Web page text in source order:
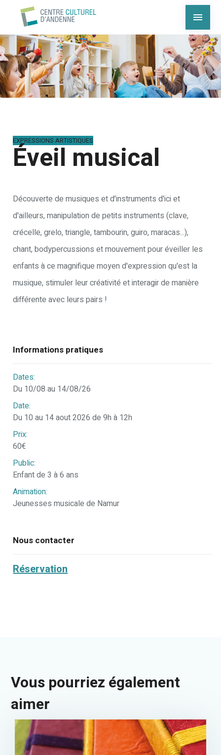
Informations pratiques
Dates:
Du 10/08 au 14/08/26
Date:
Du 10 au 14 aout 2026 de 9h à 12h
Prix:
60€
Public:
Enfant de 3 à 6 ans
Animation:
Jeunesses musicale de Namur
Nous contacter
Réservation
EXPRESSIONS ARTISTIQUES
Éveil musical
Découverte de musiques et d'instruments d'ici et
d'ailleurs, manipulation de petits instruments (clave,
crécelle, grelo, triangle, tambourin, guiro, maracas...),
chant, bodypercussions et mouvement pour éveiller les
enfants à ce magnifique moyen d'expression qu'est la
musique, stimuler leur créativité et interagir de manière
différente avec leurs pairs !
Vous pourriez également
aimer